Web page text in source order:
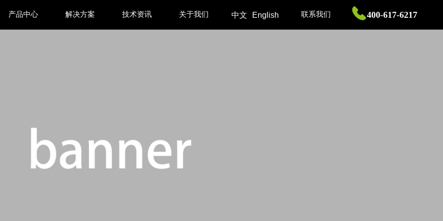
产品中心 解决方案 技术资讯 关于我们 中文 English 400-617-6217
联系我们